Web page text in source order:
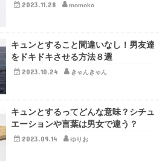
2023.11.28 momoko
キュンとすること間違いなし！男友達
をドキドキさせる方法８選
2023.10.24 きゃんきゃん
キュンとするってどんな意味？シチュ
エーションや言葉は男女で違う？
2023.09.14 ゆりお